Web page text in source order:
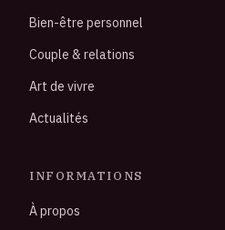
Bien-être personnel
Couple & relations
Art de vivre
Actualités
INFORMATIONS
À propos